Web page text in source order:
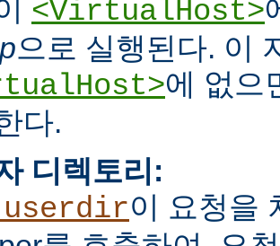
<VirtualHost>
으로 실행된다. 이
에 없으
다.
디렉토리:
이 요청을